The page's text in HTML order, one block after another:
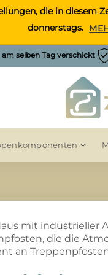
die in
donnerstags.
selben Tag verschickt
mit industrieller
die die
an